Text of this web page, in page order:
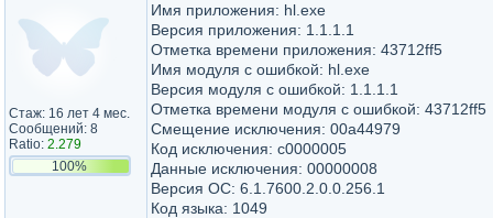
Стаж: 16 лет 4 мес.
Сообщений: 8
Ratio: 2.279
100%
Имя приложения: hl.exe
Версия приложения: 1.1.1.1
Отметка времени приложения: 43712ff5
Имя модуля с ошибкой: hl.exe
Версия модуля с ошибкой: 1.1.1.1
Отметка времени модуля с ошибкой: 43712ff5
Смещение исключения: 00a44979
Код исключения: c0000005
Данные исключения: 00000008
Версия ОС: 6.1.7600.2.0.0.256.1
Код языка: 1049